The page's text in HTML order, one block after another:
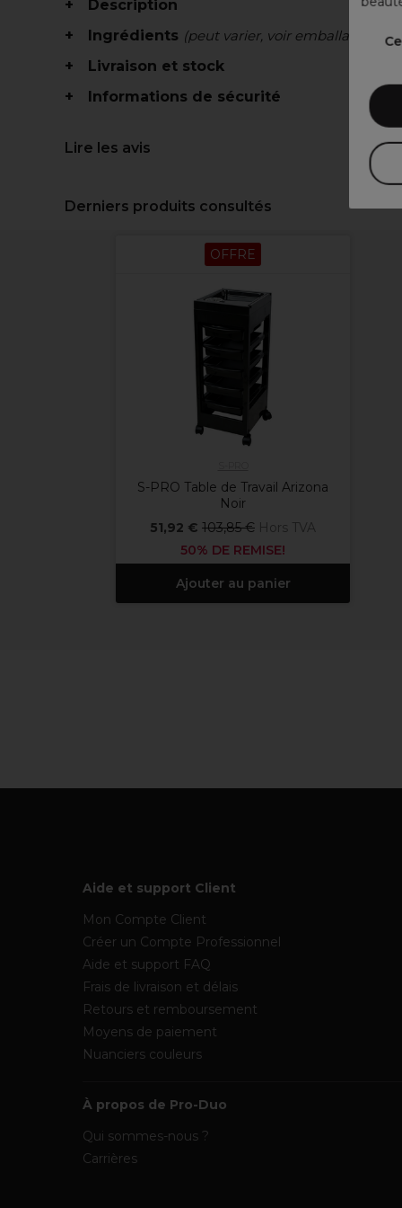
Description
Ingrédients (peut varier, voir emballage)
Livraison et stock
Informations de sécurité
Lire les avis
Derniers produits consultés
OFFRE
S-PRO Table de Travail Arizona
Noir
51,92 € 103,85 € Hors TVA
50% DE REMISE!
Ajouter au panier
Aide et support Client
Mon Compte Client
Créer un Compte Professionnel
Aide et support FAQ
Frais de livraison et délais
Retours et remboursement
Moyens de paiement
Nuanciers couleurs
À propos de Pro-Duo
Qui sommes-nous ?
Carrières